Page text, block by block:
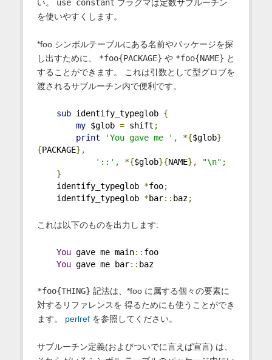
い。 use constant プラグマは定数サブルーチン
を使いやすくします。
*foo シンボルテーブルにある名前やパッケージを探
し出すために、 *foo{PACKAGE} や *foo{NAME} と
することができます。 これは引数として型グロブを
渡されるサブルーチン内で便利です。
sub identify_typeglob {
my $glob = shift ;
print
'You gave me ' , *{$glob}
{PACKAGE},
'::' , *{$glob}{NAME}, "\n" ;
}
identify_typeglob *foo;
identify_typeglob *bar:: baz;
これは以下のものを出力します:
You gave me main:: foo
You gave me bar:: baz
*foo{THING} 記法は、*foo に属する個々の要素に
対するリファレンスを 得るためにも使うことができ
ます。 perlrefを参照してください。
サブルーチン定義(およびついでに言えば宣言) は、